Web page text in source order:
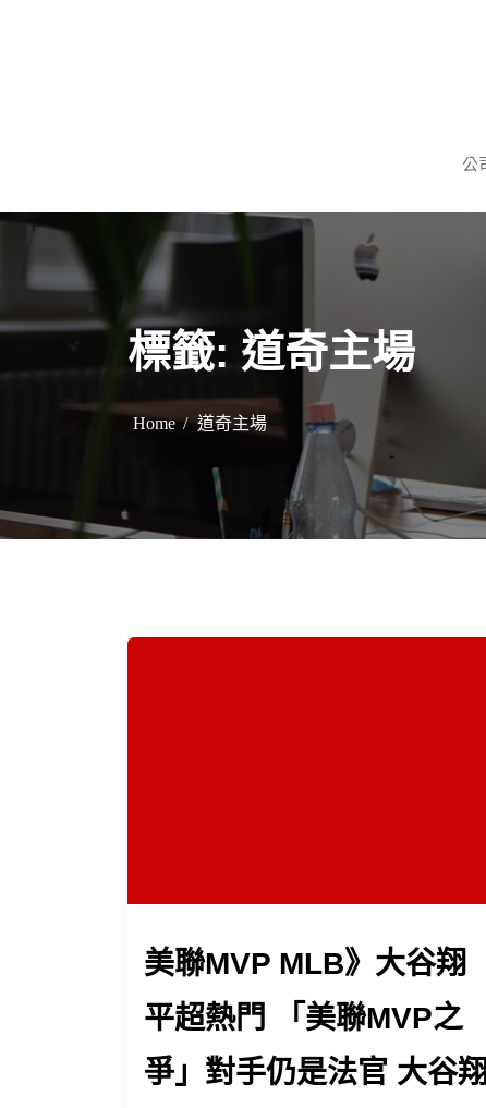
e
公
標籤: 道奇主場
Home 道奇主場
美聯MVP MLB》大谷翔
平超熱門 「美聯MVP之
爭」對手仍是法官 大谷翔